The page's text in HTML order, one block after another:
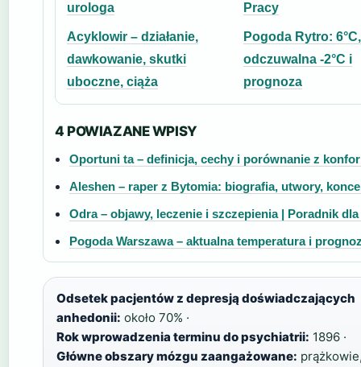
urologa
Pracy
Acyklowir – działanie,
dawkowanie, skutki
uboczne, ciąża
Pogoda Rytro: 6°C,
odczuwalna -2°C i
prognoza
4 POWIAZANE WPISY
Oportuni ta – definicja, cechy i porównanie z
Aleshen – raper z Bytomia: biografia, utwory,
Odra – objawy, leczenie i szczepienia | Poradnik
Pogoda Warszawa – aktualna temperatura i
Odsetek pacjentów z depresją doświadczających
anhedonii: około 70% ·
Rok wprowadzenia terminu do psychiatrii: 1896 ·
Główne obszary mózgu zaangażowane: